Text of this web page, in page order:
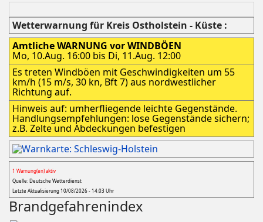
Wetterwarnung für Kreis Ostholstein - Küste :
Amtliche WARNUNG vor WINDBÖEN
Mo, 10.Aug. 16:00 bis Di, 11.Aug. 12:00
Es treten Windböen mit Geschwindigkeiten um 55
km/h (15 m/s, 30 kn, Bft 7) aus nordwestlicher
Richtung auf.
Hinweis auf: umherfliegende leichte Gegenstände.
Handlungsempfehlungen: lose Gegenstände sichern;
z.B. Zelte und Abdeckungen befestigen
1 Warnung(en) aktiv
Quelle: Deutsche Wetterdienst
Letzte Aktualisierung 10/08/2026 - 14:03 Uhr
Brandgefahrenindex